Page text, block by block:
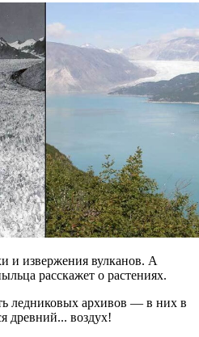
и извержения вулканов. А
расскажет о растениях.
ледниковых архивов — в них в
древний... воздух!